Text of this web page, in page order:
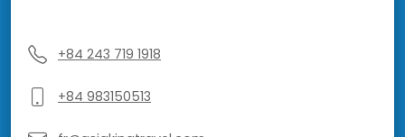
+84 243 719 1918
+84 983150513